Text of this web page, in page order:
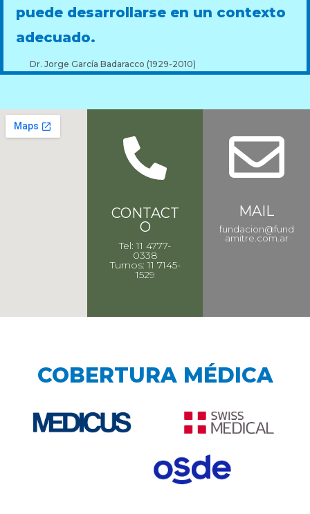
puede desarrollarse en un contexto
adecuado.
Dr. Jorge García Badaracco (1929-2010)
CONTACT
O
Tel: 11 4777-
0338
Turnos: 11 7145-
1529
MAIL
fundacion@fund
amitre.com.ar
COBERTURA MÉDICA